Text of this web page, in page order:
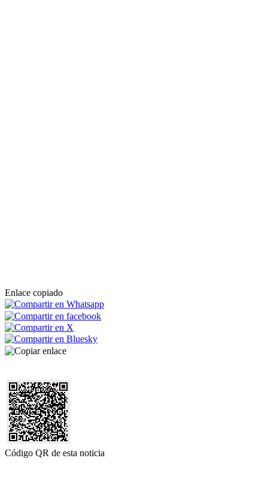
Enlace copiado
Código QR de esta noticia